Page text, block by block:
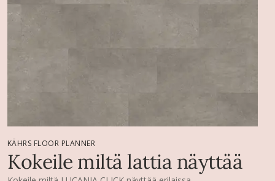
KÄHRS FLOOR PLANNER
Kokeile miltä lattia näyttää